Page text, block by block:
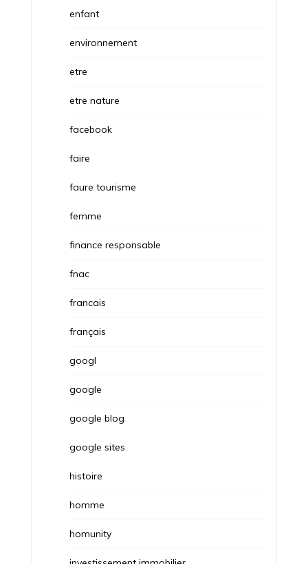
enfant
environnement
etre
etre nature
facebook
faire
faure tourisme
femme
finance responsable
fnac
francais
français
googl
google
google blog
google sites
histoire
homme
homunity